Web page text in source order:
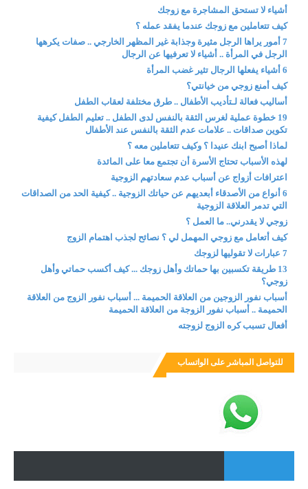
أشياء لا تستحق المشاجرة مع زوجك
كيف تتعاملين مع زوجك عندما يفقد عمله ؟
7 أمور يراها الرجل مثيرة وجذابة غير المظهر الخارجي .. صفات يكرهها
الرجل في المرأة .. أشياء لا تعرفيها عن الرجال
6 أشياء يفعلها الرجال تثير غضب المرأة
كيف أمنع زوجي من خيانتي؟
أساليب فعالة لـتأديب الأطفال .. طرق مختلفة لعقاب الطفل
19 خطوة عملية لغرس الثقة بالنفس لدى الطفل .. تعليم الطفل كيفية
تكوين صداقات .. علامات عدم الثقة بالنفس عند الأطفال
لماذا أصبح ابنك عنيدا ؟ وكيف تتعاملين معه ؟
لهذه الأسباب تحتاج الأسرة أن تجتمع معا على المائدة
اعترافات أزواج عن أسباب عدم سعادتهم الزوجية
6 أنواع من الأصدقاء أبعديهم عن حياتك الزوجية .. كيفية الحد من الصداقات
التي تدمر العلاقة الزوجية
زوجي لا يقدرني.. ما العمل ؟
كيف أتعامل مع زوجي المهمل لي ؟ نصائح لجذب اهتمام الزوج
7 عبارات لا تقوليها لزوجك
13 طريقة تكسبين بها حماتك وأهل زوجك ... كيف أكسب حماتي وأهل
زوجي؟
أسباب نفور الزوجين من العلاقة الحميمة ... أسباب نفور الزوج من العلاقة
الحميمة .. أسباب نفور الزوجة من العلاقة الحميمة
أفعال تسبب كره الزوج لزوجته
للتواصل المباشر على الواتساب